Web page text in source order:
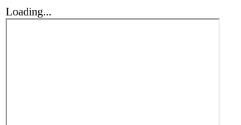
Loading...